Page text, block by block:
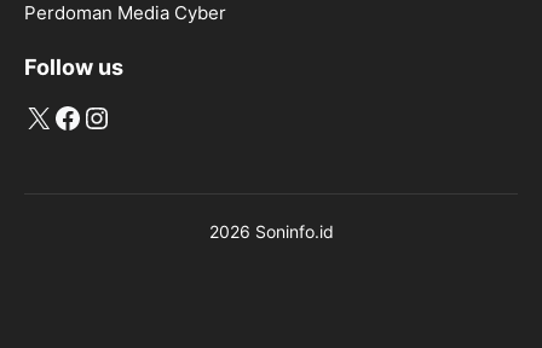
Perdoman Media Cyber
Follow us
X Facebook
Instagram
2026 Soninfo.id